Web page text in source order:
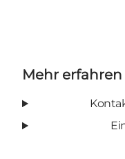
Mehr erfahren